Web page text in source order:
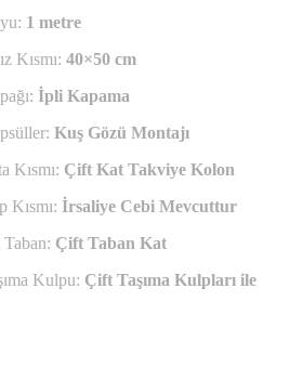
1 metre
Kısmı: 40×50 cm
İpli Kapama
Kuş Gözü Montajı
Kısmı: Çift Kat Takviye Kolon
Kısmı: İrsaliye Cebi Mevcuttur
Çift Taban Kat
Kulpu: Çift Taşıma Kulpları ile